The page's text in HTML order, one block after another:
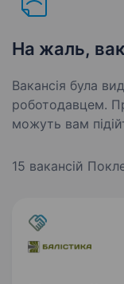
На жаль,
Вакансія була
роботодавцем.
можуть вам
15 вакансій